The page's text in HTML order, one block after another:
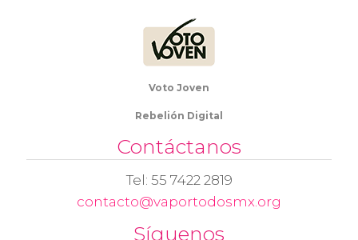
Voto Joven
Rebelión Digital
Contáctanos
Tel: 55 7422 2819
contacto@vaportodosmx.org
Síguenos